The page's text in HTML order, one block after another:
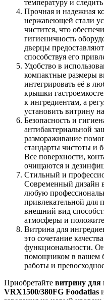
температуру и
Прочная и надежная
нержавеющей стали
чистится, что
гигиеничность
дверцы
способствуя его
Удобство в
компактные размеры
интегрировать её в
крышки
к ингредиентам, а
установить витрину
Безопасность и
антибактериальной
размораживание
стандарты чистоты и
Все поверхности,
очищаются и
Стильный и
Современный дизайн
любую
привлекательной для
внешний вид
атмосферы и
Витрина для
это сочетание
функциональности.
помощником в вашем
работы и
Приобретайте витрину для
VRX1500/380FG Foodatlas